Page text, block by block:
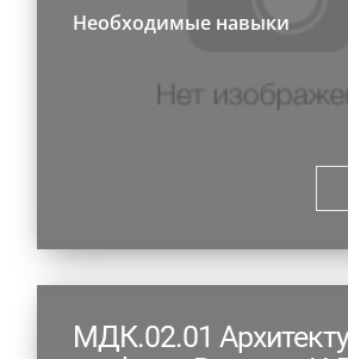
Необходимые навыки
МДК.02.01